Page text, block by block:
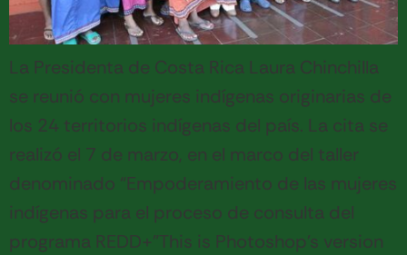
La Presidenta de Costa Rica Laura Chinchilla
se reunió con mujeres indígenas originarias de
los 24 territorios indígenas del país. La cita se
realizó el 7 de marzo, en el marco del taller
denominado “Empoderamiento de las mujeres
indígenas para el proceso de consulta del
programa REDD+”This is Photoshop’s version